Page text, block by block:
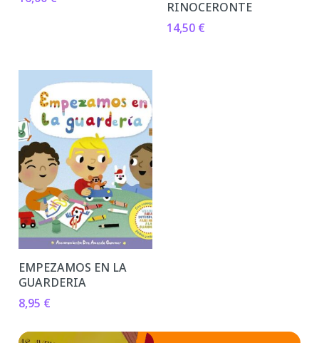
RINOCERONTE
14,50 €
EMPEZAMOS EN LA
GUARDERIA
8,95 €